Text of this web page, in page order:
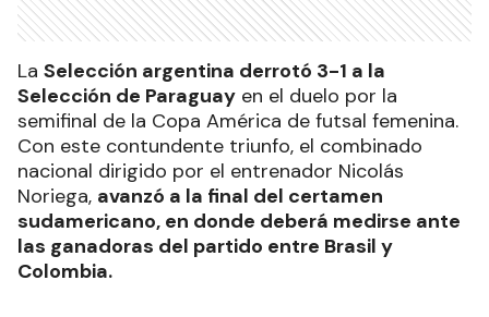
La Selección argentina derrotó 3-1 a la
Selección de Paraguay en el duelo por la
semifinal de la Copa América de futsal femenina.
Con este contundente triunfo, el combinado
nacional dirigido por el entrenador Nicolás
Noriega, avanzó a la final del certamen
sudamericano, en donde deberá medirse ante
las ganadoras del partido entre Brasil y
Colombia.